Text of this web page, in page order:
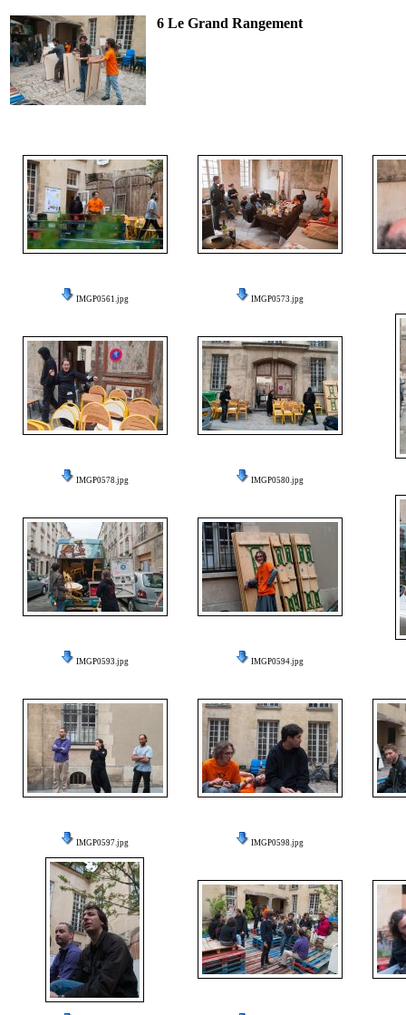
6 Le Grand Rangement
IMGP0561.jpg IMGP0573.jpg
IMGP0578.jpg IMGP0580.jpg
IMGP0593.jpg IMGP0594.jpg
IMGP0597.jpg IMGP0598.jpg